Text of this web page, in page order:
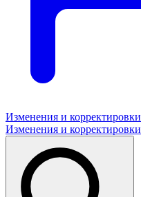
Изменения и корректировки
Изменения и корректировки